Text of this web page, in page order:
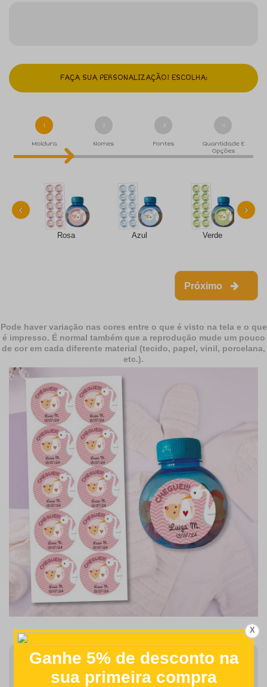
FAÇA SUA PERSONALIZAÇÃO! ESCOLHA:
1
Moldura
2
Nomes
3
Fontes
4
Quantidade E
Opções
Rosa Azul Verde
‹ ›
Próximo
Pode haver variação nas cores entre o que é visto na tela e o que
é impresso. É normal também que a reprodução mude um pouco
de cor em cada diferente material (tecido, papel, vinil, porcelana,
etc.).
Finalizar Pedido
Detalhes como centralização e proporção de tamanho do
X